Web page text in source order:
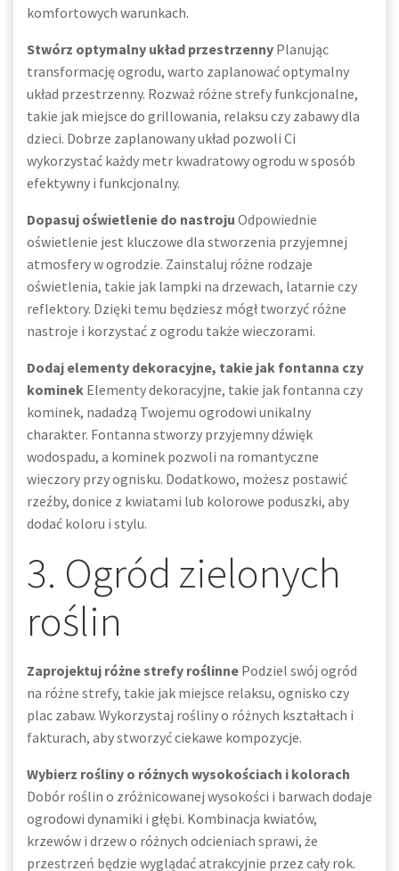
komfortowych warunkach.
Stwórz optymalny układ przestrzenny Planując
transformację ogrodu, warto zaplanować optymalny
układ przestrzenny. Rozważ różne strefy funkcjonalne,
takie jak miejsce do grillowania, relaksu czy zabawy dla
dzieci. Dobrze zaplanowany układ pozwoli Ci
wykorzystać każdy metr kwadratowy ogrodu w sposób
efektywny i funkcjonalny.
Dopasuj oświetlenie do nastroju Odpowiednie
oświetlenie jest kluczowe dla stworzenia przyjemnej
atmosfery w ogrodzie. Zainstaluj różne rodzaje
oświetlenia, takie jak lampki na drzewach, latarnie czy
reflektory. Dzięki temu będziesz mógł tworzyć różne
nastroje i korzystać z ogrodu także wieczorami.
Dodaj elementy dekoracyjne, takie jak fontanna czy
kominek Elementy dekoracyjne, takie jak fontanna czy
kominek, nadadzą Twojemu ogrodowi unikalny
charakter. Fontanna stworzy przyjemny dźwięk
wodospadu, a kominek pozwoli na romantyczne
wieczory przy ognisku. Dodatkowo, możesz postawić
rzeźby, donice z kwiatami lub kolorowe poduszki, aby
dodać koloru i stylu.
3. Ogród zielonych
roślin
Zaprojektuj różne strefy roślinne Podziel swój ogród
na różne strefy, takie jak miejsce relaksu, ognisko czy
plac zabaw. Wykorzystaj rośliny o różnych kształtach i
fakturach, aby stworzyć ciekawe kompozycje.
Wybierz rośliny o różnych wysokościach i kolorach
Dobór roślin o zróżnicowanej wysokości i barwach dodaje
ogrodowi dynamiki i głębi. Kombinacja kwiatów,
krzewów i drzew o różnych odcieniach sprawi, że
przestrzeń będzie wyglądać atrakcyjnie przez cały rok.